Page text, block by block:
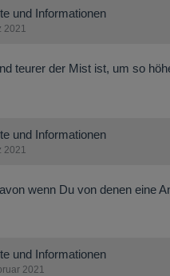
und Informationen
2021
teurer der Mist ist, um so
und Informationen
2021
wenn Du von denen eine
und Informationen
2021